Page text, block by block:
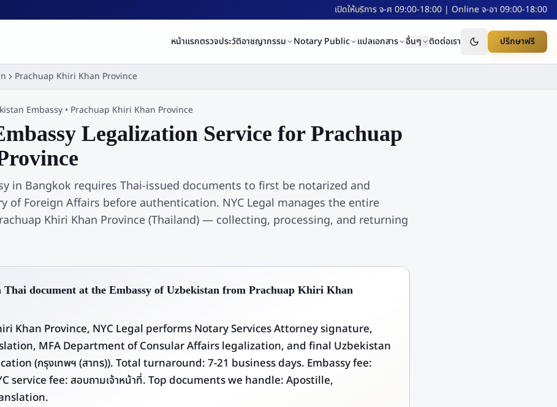
เปิดให้บริการ จ-ศ 09:00-18:00 | Online จ-อา 09:00-18:00
หน้าแรกตรวจประวัติอาชญากรรม Notary Public แปลเอกสาร อื่นๆ ติดต่อเรา ปรึกษาฟรี
Prachuap Khiri Khan Province
Embassy • Prachuap Khiri Khan Province
Legalization Service for Prachuap
in Bangkok requires Thai-issued documents to first be notarized and
of Foreign Affairs before authentication. NYC Legal manages the entire
Khiri Khan Province (Thailand) — collecting, processing, and returning
Thai document at the Embassy of Uzbekistan from Prachuap Khiri Khan
Khan Province, NYC Legal performs Notary Services Attorney signature,
MFA Department of Consular Affairs legalization, and final Uzbekistan
(กรุงเทพฯ (สาทร)). Total turnaround: 7-21 business days. Embassy fee:
service fee: สอบถามเจ้าหน้าที่. Top documents we handle: Apostille,